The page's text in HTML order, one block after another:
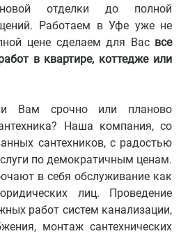
отделки до полной
Работаем в Уфе уже не
цене сделаем для Вас все
в квартире, коттедже или
Вам срочно или планово
Наша компания, со
сантехников, с радостью
по демократичным ценам.
в себя обслуживание как
лиц. Проведение
работ систем канализации,
монтаж сантехнических